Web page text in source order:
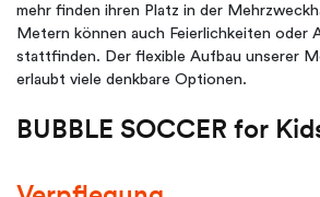
mehr finden ihren Platz in der
Metern können auch Feierlichkeiten oder
stattfinden. Der flexible Aufbau unserer
erlaubt viele denkbare Optionen.
BUBBLE SOCCER for